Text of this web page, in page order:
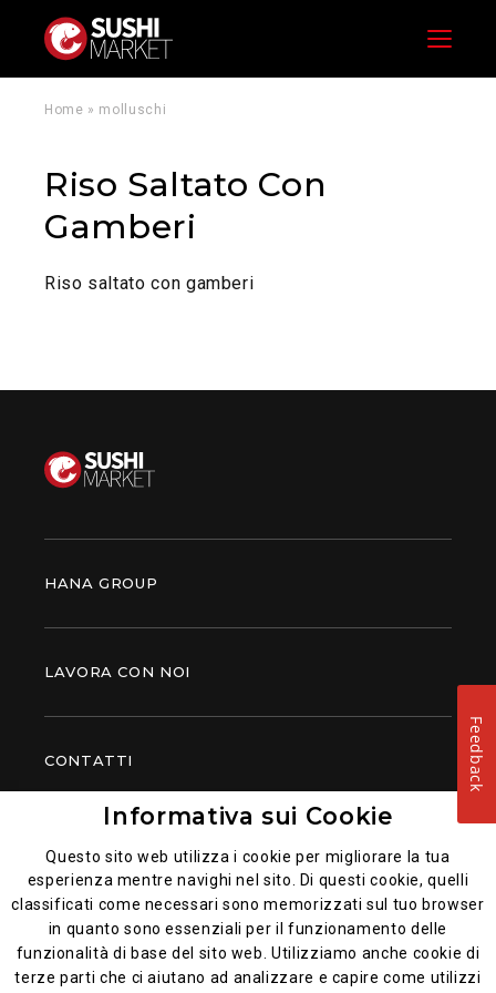
Menu
Home » molluschi
Riso Saltato Con
Gamberi
Riso saltato con gamberi
HANA GROUP
LAVORA CON NOI
CONTATTI
PIATTI POPOLARI
Informativa sui Cookie
Questo sito web utilizza i cookie per migliorare la tua
esperienza mentre navighi nel sito. Di questi cookie, quelli
classificati come necessari sono memorizzati sul tuo browser
in quanto sono essenziali per il funzionamento delle
funzionalità di base del sito web. Utilizziamo anche cookie di
terze parti che ci aiutano ad analizzare e capire come utilizzi
Feedback